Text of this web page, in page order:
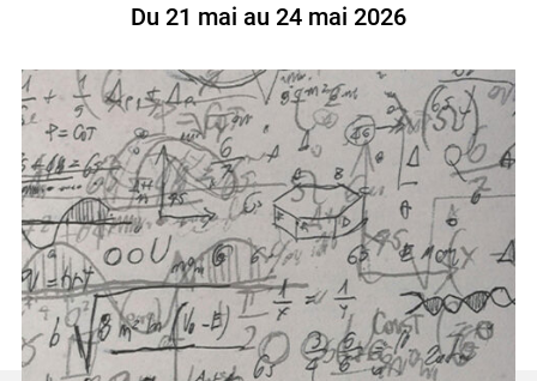
Du 21 mai au 24 mai 2026